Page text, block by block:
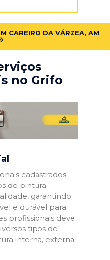
CAREIRO DA VÁRZEA, AM
no Grifo
cadastrados
de pintura
garantindo
e durável para
profissionais deve
tipos de
interna, externa